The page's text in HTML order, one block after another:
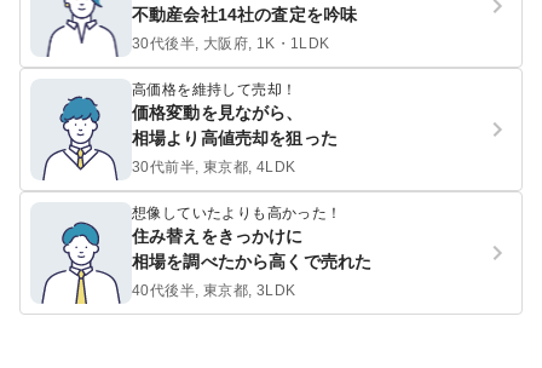
不動産会社14社の査定を吟味
30代後半, 大阪府, 1K・1LDK
高価格を維持して売却！
価格変動を見ながら、
相場より高値売却を狙った
30代前半, 東京都, 4LDK
想像していたよりも高かった！
住み替えをきっかけに
相場を調べたから高くで売れた
40代後半, 東京都, 3LDK